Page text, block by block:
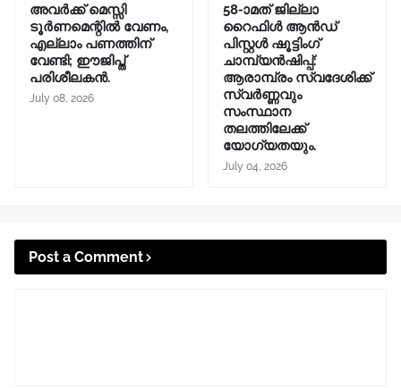
അവർക്ക് മെസ്സി
ടൂർണമെന്റിൽ വേണം,
എല്ലാം പണത്തിന്
വേണ്ടി; ഈജിപ്ത്
പരിശീലകൻ.
July 08, 2026
58-ാമത് ജില്ലാ
റൈഫിൾ ആൻഡ്
പിസ്റ്റൾ ഷൂട്ടിംഗ്
ചാമ്പ്യൻഷിപ്പ്:
ആരാമ്പ്രം സ്വദേശിക്ക്
സ്വർണ്ണവും
സംസ്ഥാന
തലത്തിലേക്ക്
യോഗ്യതയും.
July 04, 2026
Post a Comment